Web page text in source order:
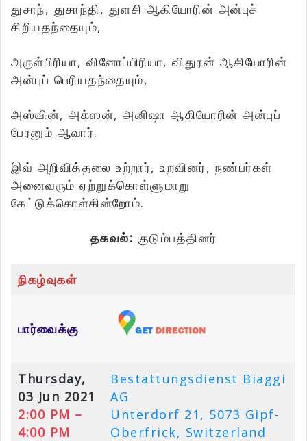
துசாந், துசாந்தி, துளசி ஆகியோரின் அன்புச்
சிறியதந்தையும்,
அருள்பிரியா, வினோப்பிரியா, விதுரன் ஆகியோரின்
அன்புப் பெரியதந்தையும்,
அஸ்வின், அக்ஸன், அனிஷா ஆகியோரின் அன்புப்
பேரனும் ஆவார்.
இவ் அறிவித்தலை உற்றார், உறவினர், நண்பர்கள்
அனைவரும் ஏற்றுக்கொள்ளுமாறு
கேட்டுக்கொள்கின்றோம்.
தகவல்: குடும்பத்தினர்
நிகழ்வுகள்
பார்வைக்கு
Thursday,
03 Jun 2021
2:00 PM –
4:00 PM
Bestattungsdienst Biaggi
AG
Unterdorf 21, 5073 Gipf-
Oberfrick, Switzerland